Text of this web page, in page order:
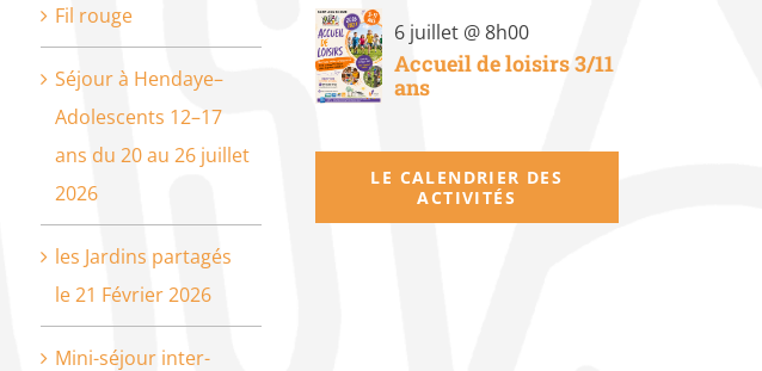
Fil rouge
Séjour à Hendaye–
Adolescents 12–17
ans du 20 au 26 juillet
2026
les Jardins partagés
le 21 Février 2026
Mini-séjour inter-
6 juillet @ 8h00
Accueil de loisirs 3/11
ans
LE CALENDRIER DES
ACTIVITÉS